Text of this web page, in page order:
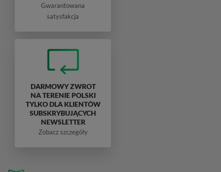
Gwarantowana
satysfakcja
DARMOWY ZWROT
NA TERENIE POLSKI
TYLKO DLA KLIENTÓW
SUBSKRYBUJĄCYCH
NEWSLETTER
Zobacz szczegóły